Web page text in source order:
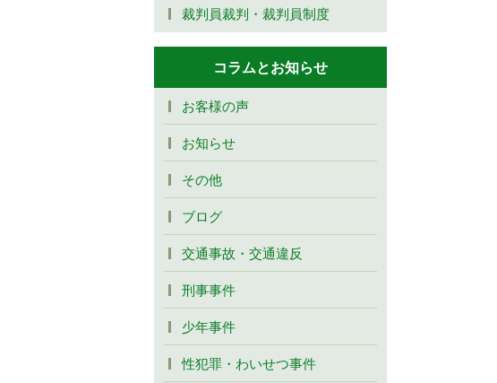
裁判員裁判・裁判員制度
コラムとお知らせ
お客様の声
お知らせ
その他
ブログ
交通事故・交通違反
刑事事件
少年事件
性犯罪・わいせつ事件